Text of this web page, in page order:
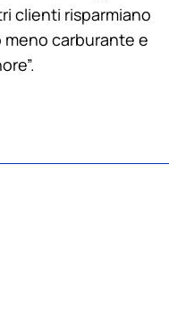
clienti risparmiano
carburante e